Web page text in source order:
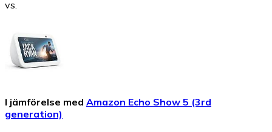
vs.
I jämförelse med Amazon Echo Show 5 (3rd
generation)